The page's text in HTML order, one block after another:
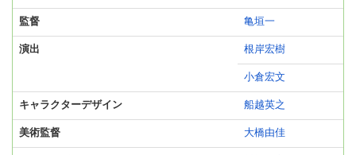
監督 亀垣一
演出 根岸宏樹
小倉宏文
キャラクターデザイン 船越英之
美術監督 大橋由佳